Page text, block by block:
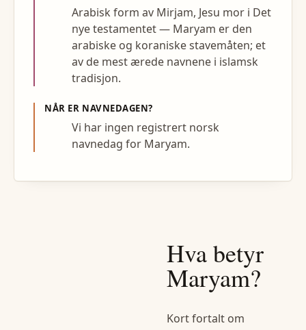
Arabisk form av Mirjam, Jesu mor i Det
nye testamentet — Maryam er den
arabiske og koraniske stavemåten; et
av de mest ærede navnene i islamsk
tradisjon.
NÅR ER NAVNEDAGEN?
Vi har ingen registrert norsk
navnedag for Maryam.
Hva betyr
Maryam?
Kort fortalt om